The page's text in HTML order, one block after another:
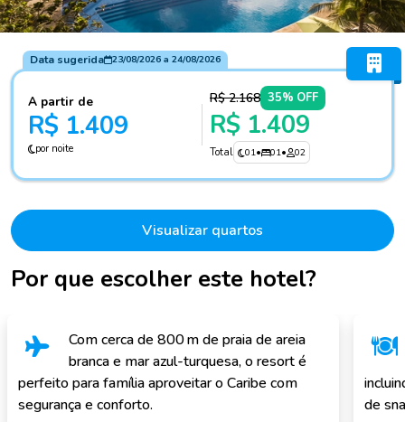
Por que escolher este hotel?
Com cerca de 800 m de praia de areia
branca e mar azul-turquesa, o resort é
perfeito para família aproveitar o Caribe com
segurança e conforto.
de
Data sugerida 23/08/2026a 24/08/2026
A partir de
R$ 1.409
por noite
R$ 2.168 35% OFF
R$ 1.409
Total 01• 01• 02
Visualizar quartos